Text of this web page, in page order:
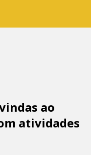
ao
atividades